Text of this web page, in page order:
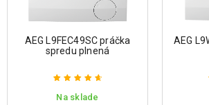
AEG L9FEC49SC práčka
spredu plnená
Hodnotenie
Na sklade
AEG